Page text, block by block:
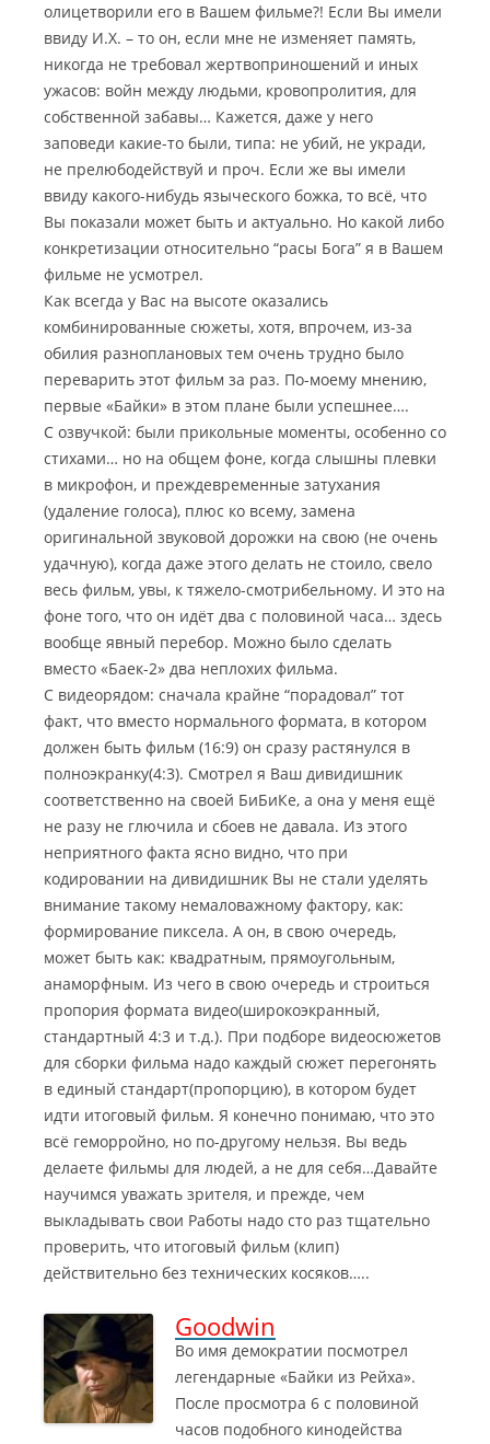
олицетворили его в Вашем фильме?! Если Вы имели
ввиду И.Х. – то он, если мне не изменяет память,
никогда не требовал жертвоприношений и иных
ужасов: войн между людьми, кровопролития, для
собственной забавы… Кажется, даже у него
заповеди какие-то были, типа: не убий, не укради,
не прелюбодействуй и проч. Если же вы имели
ввиду какого-нибудь языческого божка, то всё, что
Вы показали может быть и актуально. Но какой либо
конкретизации относительно “расы Бога” я в Вашем
фильме не усмотрел.
Как всегда у Вас на высоте оказались
комбинированные сюжеты, хотя, впрочем, из-за
обилия разноплановых тем очень трудно было
переварить этот фильм за раз. По-моему мнению,
первые «Байки» в этом плане были успешнее….
С озвучкой: были прикольные моменты, особенно со
стихами… но на общем фоне, когда слышны плевки
в микрофон, и преждевременные затухания
(удаление голоса), плюс ко всему, замена
оригинальной звуковой дорожки на свою (не очень
удачную), когда даже этого делать не стоило, свело
весь фильм, увы, к тяжело-смотрибельному. И это на
фоне того, что он идёт два с половиной часа… здесь
вообще явный перебор. Можно было сделать
вместо «Баек-2» два неплохих фильма.
С видеорядом: сначала крайне “порадовал” тот
факт, что вместо нормального формата, в котором
должен быть фильм (16:9) он сразу растянулся в
полноэкранку(4:3). Смотрел я Ваш дивидишник
соответственно на своей БиБиКе, а она у меня ещё
не разу не глючила и сбоев не давала. Из этого
неприятного факта ясно видно, что при
кодировании на дивидишник Вы не стали уделять
внимание такому немаловажному фактору, как:
формирование пиксела. А он, в свою очередь,
может быть как: квадратным, прямоугольным,
анаморфным. Из чего в свою очередь и строиться
пропория формата видео(широкоэкранный,
стандартный 4:3 и т.д.). При подборе видеосюжетов
для сборки фильма надо каждый сюжет перегонять
в единый стандарт(пропорцию), в котором будет
идти итоговый фильм. Я конечно понимаю, что это
всё геморройно, но по-другому нельзя. Вы ведь
делаете фильмы для людей, а не для себя…Давайте
научимся уважать зрителя, и прежде, чем
выкладывать свои Работы надо сто раз тщательно
проверить, что итоговый фильм (клип)
действительно без технических косяков…..
Goodwin
Во имя демократии посмотрел
легендарные «Байки из Рейха».
После просмотра 6 с половиной
часов подобного кинодейства